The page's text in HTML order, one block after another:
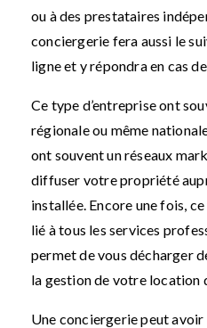
ou à des prestataires
conciergerie fera aussi le
ligne et y répondra en cas
Ce type d’entreprise ont
régionale ou même
ont souvent un réseaux
diffuser votre propriété
installée. Encore une fois,
lié à tous les services
permet de vous décharger
la gestion de votre location
Une conciergerie peut